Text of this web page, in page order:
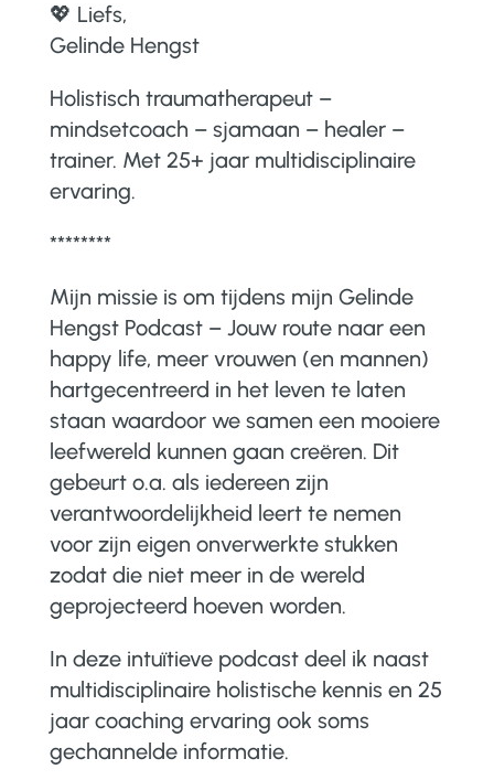
💖 Liefs,
Gelinde Hengst
Holistisch traumatherapeut –
mindsetcoach – sjamaan – healer –
trainer. Met 25+ jaar multidisciplinaire
ervaring.
********
Mijn missie is om tijdens mijn Gelinde
Hengst Podcast – Jouw route naar een
happy life, meer vrouwen (en mannen)
hartgecentreerd in het leven te laten
staan waardoor we samen een mooiere
leefwereld kunnen gaan creëren. Dit
gebeurt o.a. als iedereen zijn
verantwoordelijkheid leert te nemen
voor zijn eigen onverwerkte stukken
zodat die niet meer in de wereld
geprojecteerd hoeven worden.
In deze intuïtieve podcast deel ik naast
multidisciplinaire holistische kennis en 25
jaar coaching ervaring ook soms
gechannelde informatie.